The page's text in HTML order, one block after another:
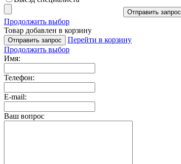
Отправить запрос
Продолжить выбор
Товар добавлен в корзину
Отправить запрос
Перейти в корзину
Продолжить выбор
Имя:
Телефон:
E-mail:
Ваш вопрос